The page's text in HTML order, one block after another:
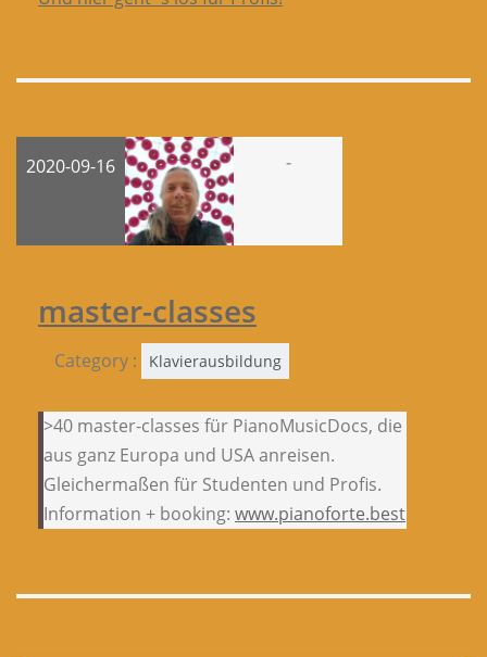
2020-09-16 -
master-classes
Category : Klavierausbildung
>40 master-classes für PianoMusicDocs, die
aus ganz Europa und USA anreisen.
Gleichermaßen für Studenten und Profis.
Information + booking: www.pianoforte.best